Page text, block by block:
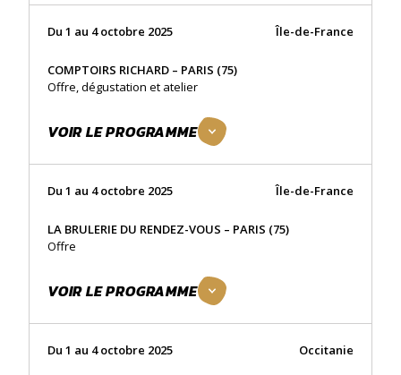
Du 1 au 4 octobre 2025 Île-de-France
COMPTOIRS RICHARD – PARIS (75)
Offre, dégustation et atelier
VOIR LE PROGRAMME
Du 1 au 4 octobre 2025 Île-de-France
LA BRULERIE DU RENDEZ-VOUS – PARIS (75)
Offre
VOIR LE PROGRAMME
Du 1 au 4 octobre 2025 Occitanie